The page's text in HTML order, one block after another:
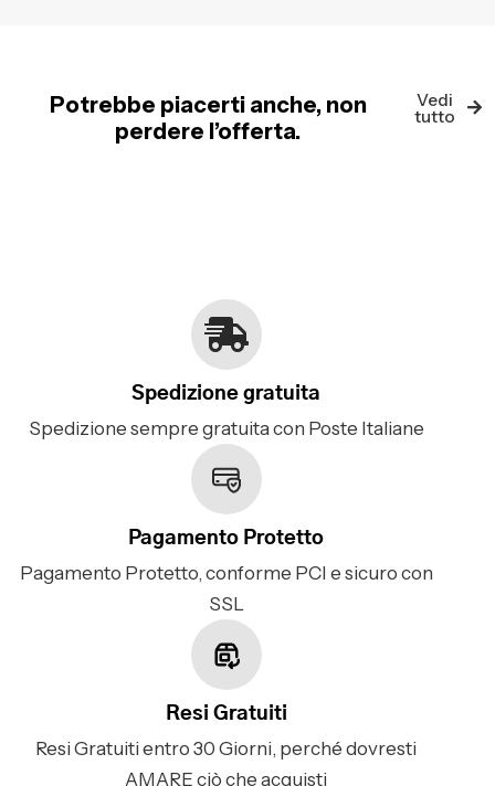
Potrebbe piacerti anche, non
perdere l’offerta.
Vedi
tutto
Spedizione gratuita
Spedizione sempre gratuita con Poste Italiane
Pagamento Protetto
Pagamento Protetto, conforme PCI e sicuro con
SSL
Resi Gratuiti
Resi Gratuiti entro 30 Giorni, perché dovresti
AMARE ciò che acquisti